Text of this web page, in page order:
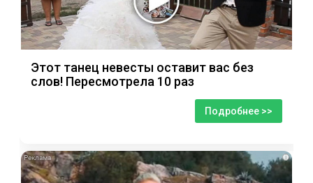
Этот танец невесты оставит вас без
слов! Пересмотрела 10 раз
Подробнее >>
i